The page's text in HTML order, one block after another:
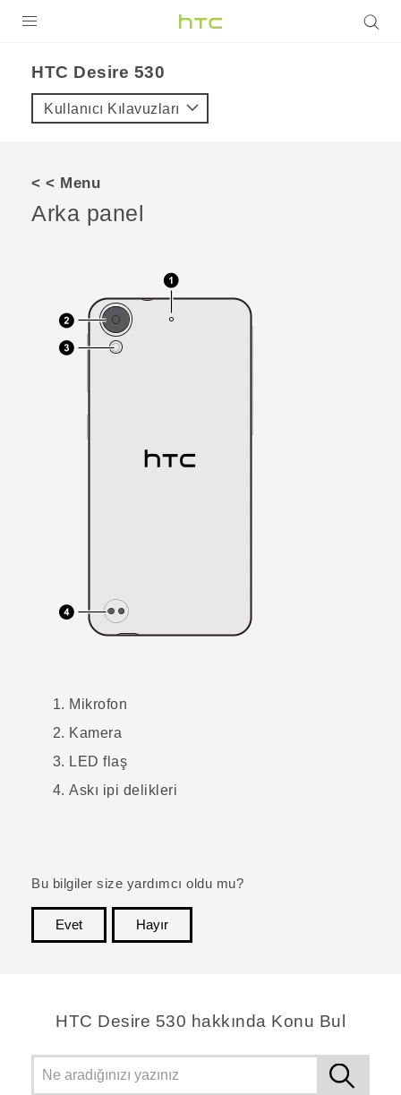
VIVE
VIVERSE
HTC Desire 530‎
Kullanıcı Kılavuzları
< < Menu
Arka panel
Mikrofon
Kamera
LED flaş
Askı ipi delikleri
Bu bilgiler size yardımcı oldu mu?
Evet
Hayır
HTC Desire 530 hakkında Konu Bul